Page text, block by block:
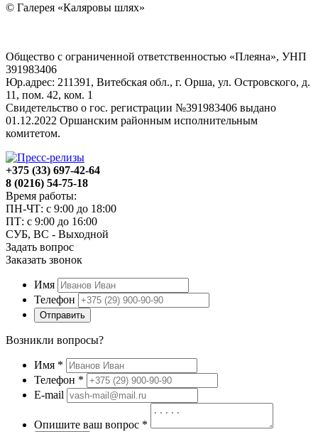
© Галерея «Каляровы шлях»
Общество с ограниченной ответственностью «Плеяна», УНП
391983406
Юр.адрес: 211391, Витебская обл., г. Орша, ул. Островского, д.
11, пом. 42, ком. 1
Свидетельство о гос. регистрации №391983406 выдано
01.12.2022 Оршанским районным исполнительным
комитетом.
+375 (33) 697-42-64
8 (0216) 54-75-18
Время работы:
ПН-ЧТ: с 9:00 до 18:00
ПТ: с 9:00 до 16:00
СУБ, ВС - Выходной
Задать вопрос
Заказать звонок
Имя
Телефон
Отправить
Возникли вопросы?
Имя *
Телефон *
E-mail
Опишите ваш вопрос *